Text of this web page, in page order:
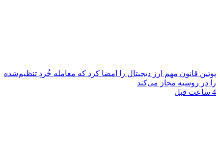
پوتین قانون مهم ارز دیجیتال را امضا کرد که معامله خُردِ تنظیم‌شده
را در روسیه مجاز می‌کند
4 ساعت قبل